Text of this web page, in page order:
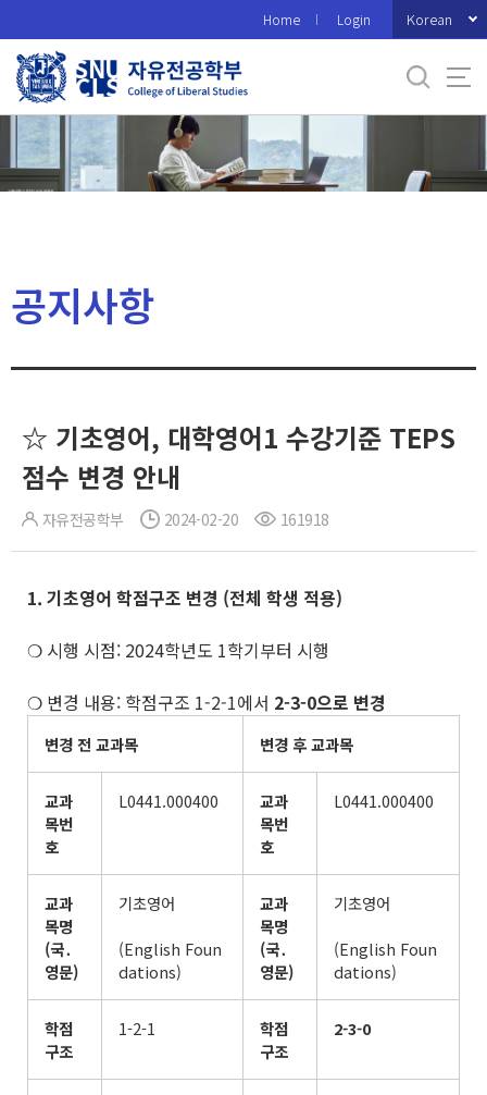
로
메
Home Login Korean
공지사항
☆ 기초영어, 대학영어1 수강기준 TEPS
점수 변경 안내
자유전공학부 2024-02-20 161918
1. 기초영어 학점구조 변경 (전체 학생 적용)
❍ 시행 시점: 2024학년도 1학기부터 시행
❍ 변경 내용: 학점구조 1-2-1에서 2-3-0으로 변경
변경 전 교과목 변경 후 교과목
교과
목번
호
L0441.000400
교과
목번
호
L0441.000400
교과
목명
(국․
영문)
기초영어
(English Foun
dations)
교과
목명
(국․
영문)
기초영어
(English Foun
dations)
학점
구조
1-2-1
학점
구조
2-3-0